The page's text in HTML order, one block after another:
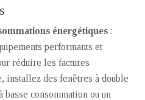
énergétiques :
performants et
réduire les factures
installez des fenêtres à double
consommation ou un